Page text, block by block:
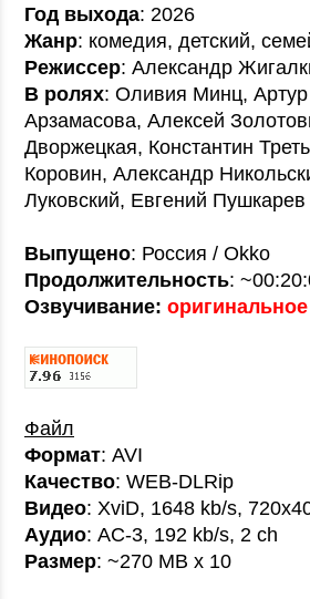
Год выхода: 2026
Жанр: комедия, детский,
Режиссер: Александр
В ролях: Оливия Минц,
Арзамасова, Алексей
Дворжецкая, Константин
Коровин, Александр
Луковский, Евгений Пушкарев
Выпущено: Россия / Okko
Продолжительность:
Озвучивание:
Файл
Формат: AVI
Качество: WEB-DLRip
Видео: XviD, 1648 kb/s,
Аудио: AC-3, 192 kb/s, 2 ch
Размер: ~270 MB x 10